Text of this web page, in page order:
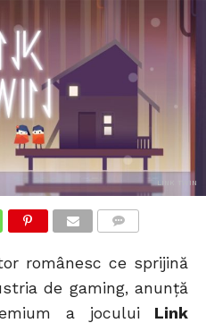
LINK TWIN
românesc ce sprijină
de gaming, anunță
a jocului Link